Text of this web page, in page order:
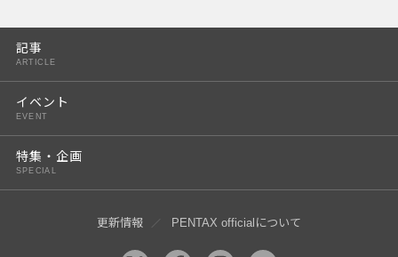
記事
ARTICLE
イベント
EVENT
特集・企画
SPECIAL
更新情報 PENTAX officialについて